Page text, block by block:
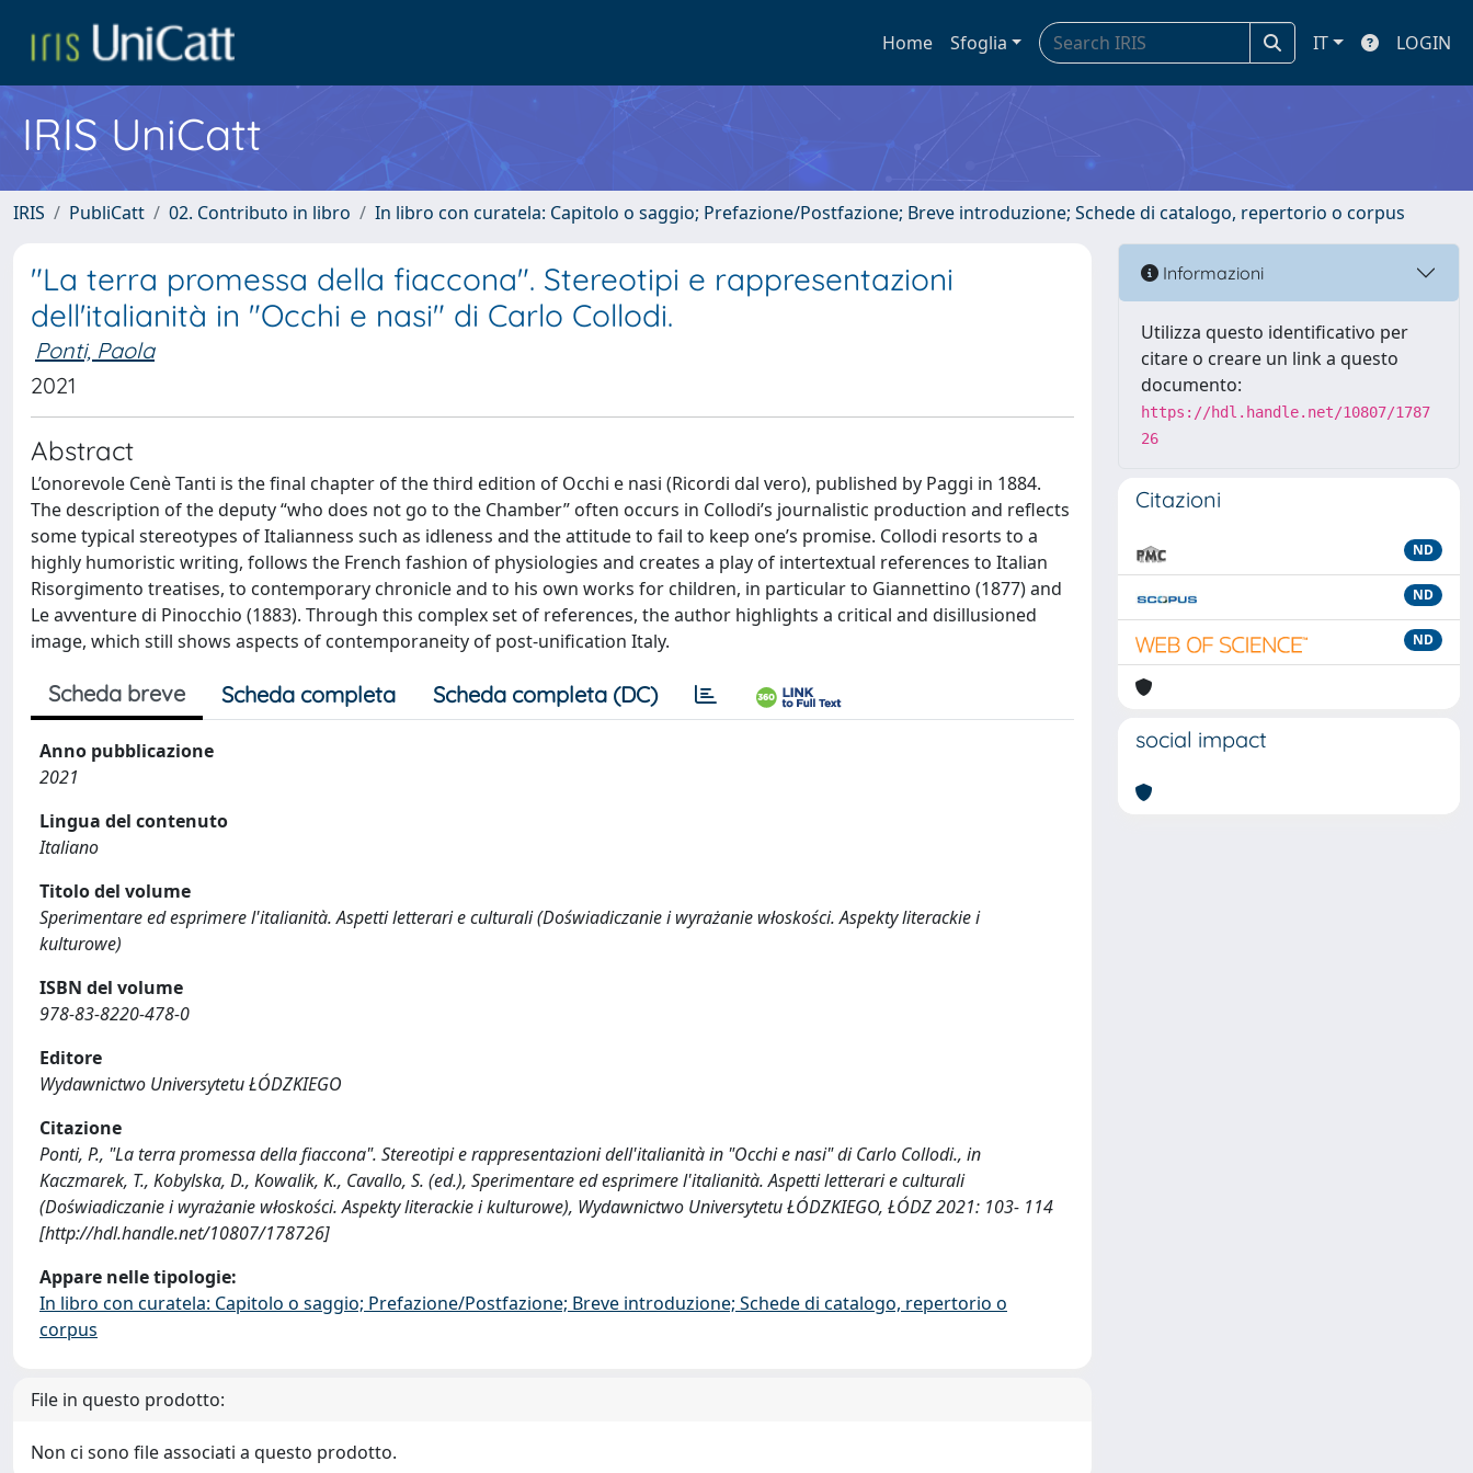
Home Sfoglia IT LOGIN
IRIS UniCatt
IRIS PubliCatt 02. Contributo in libro In libro con curatela: Capitolo o saggio; Prefazione/Postfazione; Breve introduzione; Schede di catalogo, repertorio o corpus
"La terra promessa della fiaccona". Stereotipi e rappresentazioni
dell'italianità in "Occhi e nasi" di Carlo Collodi.
Ponti, Paola
2021
Abstract
L’onorevole Cenè Tanti is the final chapter of the third edition of Occhi e nasi (Ricordi dal vero), published by Paggi in 1884.
The description of the deputy “who does not go to the Chamber” often occurs in Collodi’s journalistic production and reflects
some typical stereotypes of Italianness such as idleness and the attitude to fail to keep one’s promise. Collodi resorts to a
highly humoristic writing, follows the French fashion of physiologies and creates a play of intertextual references to Italian
Risorgimento treatises, to contemporary chronicle and to his own works for children, in particular to Giannettino (1877) and
Le avventure di Pinocchio (1883). Through this complex set of references, the author highlights a critical and disillusioned
image, which still shows aspects of contemporaneity of post-unification Italy.
Scheda breve Scheda completa Scheda completa (DC)
Anno pubblicazione
2021
Lingua del contenuto
Italiano
Titolo del volume
Sperimentare ed esprimere l'italianità. Aspetti letterari e culturali (Doświadiczanie i wyrażanie włoskości. Aspekty literackie i
kulturowe)
ISBN del volume
978-83-8220-478-0
Editore
Wydawnictwo Universytetu ŁÓDZKIEGO
Citazione
Ponti, P., "La terra promessa della fiaccona". Stereotipi e rappresentazioni dell'italianità in "Occhi e nasi" di Carlo Collodi., in
Kaczmarek, T., Kobylska, D., Kowalik, K., Cavallo, S. (ed.), Sperimentare ed esprimere l'italianità. Aspetti letterari e culturali
(Doświadiczanie i wyrażanie włoskości. Aspekty literackie i kulturowe), Wydawnictwo Universytetu ŁÓDZKIEGO, ŁÓDZ 2021: 103- 114
[http://hdl.handle.net/10807/178726]
Appare nelle tipologie:
In libro con curatela: Capitolo o saggio; Prefazione/Postfazione; Breve introduzione; Schede di catalogo, repertorio o
corpus
File in questo prodotto:
Non ci sono file associati a questo prodotto.
Informazioni
Utilizza questo identificativo per
citare o creare un link a questo
documento:
https://hdl.handle.net/10807/1787
26
Citazioni
ND
ND
ND
social impact